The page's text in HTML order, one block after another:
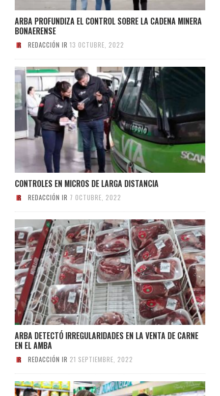
ARBA PROFUNDIZA EL CONTROL SOBRE LA CADENA MINERA
BONAERENSE
REDACCIÓN IR 13 OCTUBRE, 2022
CONTROLES EN MICROS DE LARGA DISTANCIA
REDACCIÓN IR 7 OCTUBRE, 2022
ARBA DETECTÓ IRREGULARIDADES EN LA VENTA DE CARNE
EN EL AMBA
REDACCIÓN IR 21 SEPTIEMBRE, 2022